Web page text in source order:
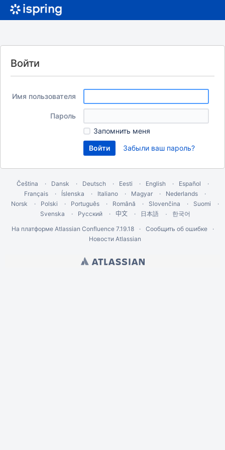
Войти
Имя пользователя
Пароль
Запомнить меня
Забыли ваш пароль?
Čeština Dansk Deutsch Eesti English
Español
Français
Íslenska Italiano Magyar
Nederlands
Norsk
Polski Português Română Slovenčina
Suomi
Svenska
Русский 中文 日本語
한국어
На платформе Atlassian Confluence 7.19.18
Сообщить об ошибке
Новости Atlassian